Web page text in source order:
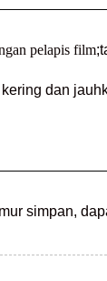
pelapis film
dan
simpan,